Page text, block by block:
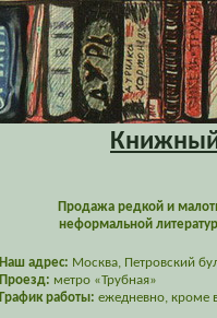
Книжный
Продажа редкой и
неформальной
Наш адрес: Москва, Петровский
Проезд: метро «Трубная»
График работы: ежедневно, кроме